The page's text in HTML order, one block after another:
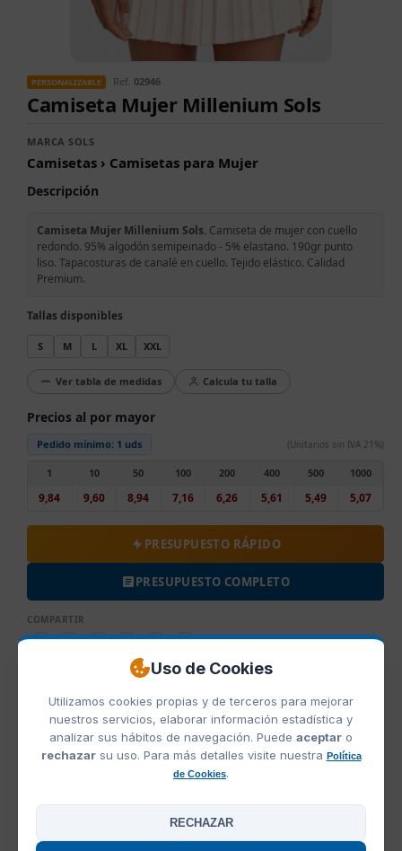
Uso de Cookies
Utilizamos cookies propias y de terceros para mejorar
nuestros servicios, elaborar información estadística y
analizar sus hábitos de navegación. Puede aceptar o
rechazarsu uso. Para más detalles visite nuestra Política
de Cookies.
RECHAZAR
PERSONALIZABLE Ref. 02946
Camiseta Mujer Millenium Sols
MARCA SOLS
Camisetas › Camisetas para Mujer
Descripción
Camiseta Mujer Millenium Sols. Camiseta de mujer con cuello
redondo. 95% algodón semipeinado - 5% elastano. 190gr punto
liso. Tapacosturas de canalé en cuello. Tejido elástico. Calidad
Premium.
Tallas disponibles
S M L XL XXL
Ver tabla de medidas Calcula tu talla
Precios al por mayor
Pedido mínimo: 1 uds (Unitarios sin IVA 21%)
1
9,84
10
9,60
50
8,94
100
7,16
200
6,26
400
5,61
500
5,49
1000
5,07
PRESUPUESTO RÁPIDO
PRESUPUESTO COMPLETO
COMPARTIR
COLORES CAMISETA MUJER MILLENIUM SOLS